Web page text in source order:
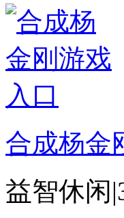
合成杨金
益智休闲|